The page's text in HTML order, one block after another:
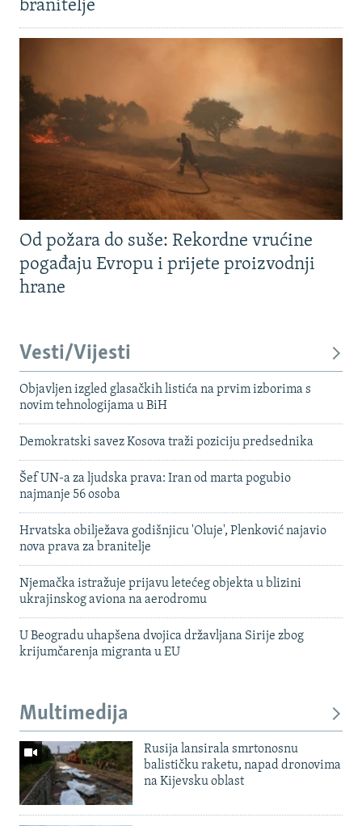
branitelje
Od požara do suše: Rekordne vrućine
pogađaju Evropu i prijete proizvodnji
hrane
Vesti/Vijesti
Objavljen izgled glasačkih listića na prvim izborima s
novim tehnologijama u BiH
Demokratski savez Kosova traži poziciju predsednika
Šef UN-a za ljudska prava: Iran od marta pogubio
najmanje 56 osoba
Hrvatska obilježava godišnjicu 'Oluje', Plenković najavio
nova prava za branitelje
Njemačka istražuje prijavu letećeg objekta u blizini
ukrajinskog aviona na aerodromu
U Beogradu uhapšena dvojica državljana Sirije zbog
krijumčarenja migranta u EU
Multimedija
Rusija lansirala smrtonosnu
balističku raketu, napad dronovima
na Kijevsku oblast